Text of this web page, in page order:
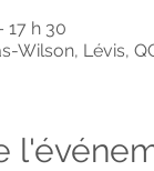
17 h 30
Wilson, Lévis,